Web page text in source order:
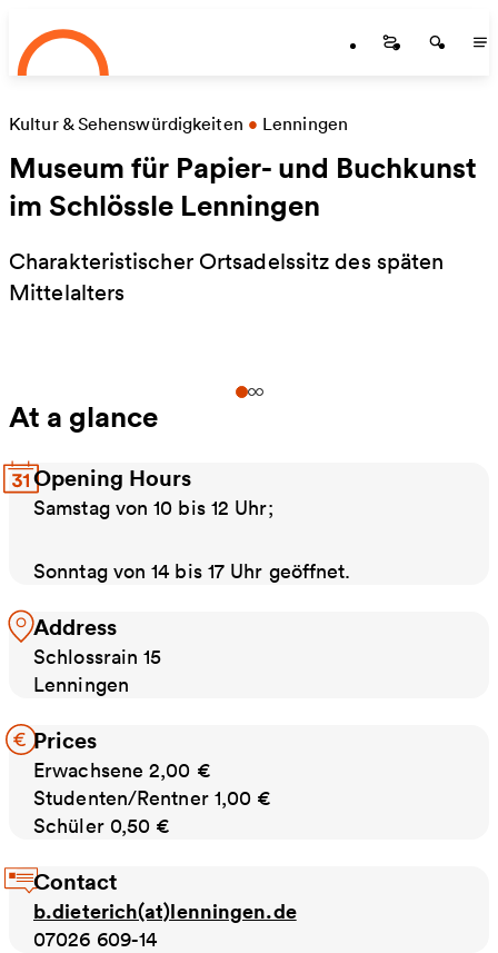
Skip to main content
Startseite
Kultur & Sehenswürdigkeiten • Lenningen
Museum für Papier- und Buchkunst
im Schlössle Lenningen
Charakteristischer Ortsadelssitz des späten
Mittelalters
At a glance
Opening Hours
Samstag von 10 bis 12 Uhr;
Sonntag von 14 bis 17 Uhr geöffnet.
Address
Schlossrain 15
Lenningen
Prices
Erwachsene 2,00 €
Studenten/Rentner 1,00 €
Schüler 0,50 €
Contact
b.dieterich(at)lenningen.de
07026 609-14